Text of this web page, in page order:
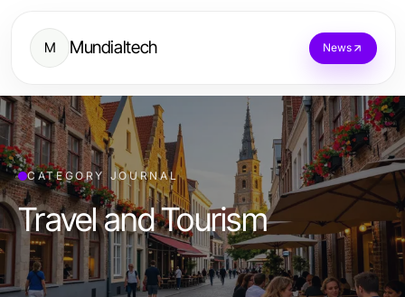
M Mundialtech News
CATEGORY JOURNAL
Travel and Tourism